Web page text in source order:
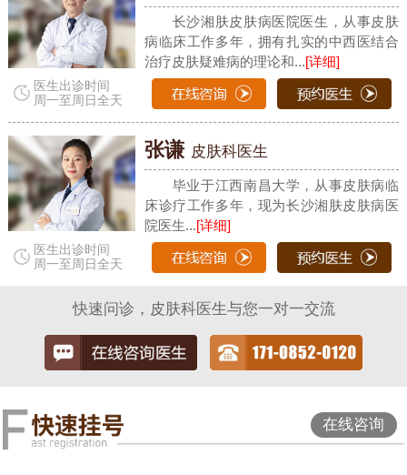
医生出诊时间
周一至周日全天
长沙湘肤皮肤病医院医生，从事皮肤
病临床工作多年，拥有扎实的中西医结合
治疗皮肤疑难病的理论和...[详细]
医生出诊时间
周一至周日全天
张谦 皮肤科医生
毕业于江西南昌大学，从事皮肤病临
床诊疗工作多年，现为长沙湘肤皮肤病医
院医生...[详细]
快速问诊，皮肤科医生与您一对一交流
在线咨询